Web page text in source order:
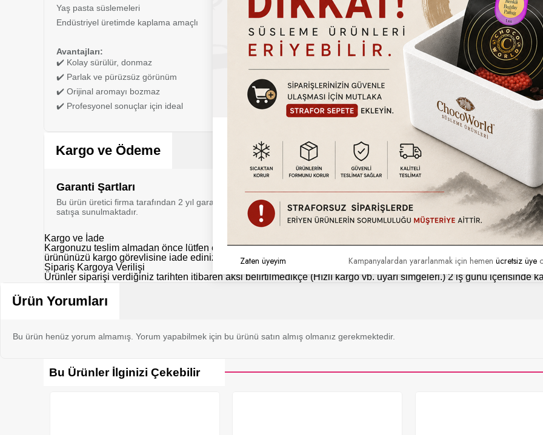
Yaş pasta süslemeleri
Endüstriyel üretimde kaplama amaçlı
Avantajları:
✔️ Kolay sürülür, donmaz
✔️ Parlak ve pürüzsüz görünüm
✔️ Orijinal aromayı bozmaz
✔️ Profesyonel sonuçlar için ideal
Kargo ve Ödeme
Garanti Şartları
Bu ürün üretici firma tarafından 2 yıl garanti kapsamı altındadır. Ürün hasarlı kullanım, kullanıcı hataları vb. durumlar
satışa sunulmaktadır.
Kargo ve İade
Kargonuzu teslim almadan önce lütfen eksik, hasarlı ya da ayıplı olup olmadığını kontrol ediniz. Eğer kargonuzda
ürününüzü kargo görevlisine iade ediniz.
Sipariş Kargoya Verilişi
Ürünler siparişi verdiğiniz tarihten itibaren aksi belirtilmedikçe (Hızlı kargo vb. uyarı simgeleri.) 2 iş günü içerisinde
Ürün Yorumları
Bu ürün henüz yorum almamış. Yorum yapabilmek için bu ürünü satın almış olmanız gerekmektedir.
Bu Ürünler İlginizi Çekebilir
Kampanyalardan yararlanmak için hemen ücretsiz üye
Zaten üyeyim